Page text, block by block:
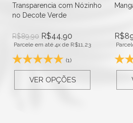
Transparencia com Nózinho
no Decote Verde
R$89,90 R$44,90
Parcele em até 4x de R$11,23
(1)
VER OPÇÕES
R$